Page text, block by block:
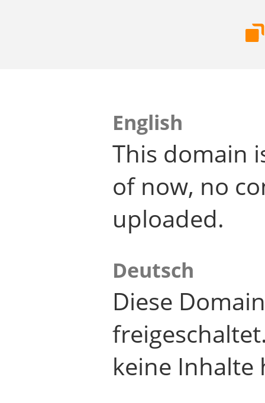
English
This domain
of now, no
uploaded.
Deutsch
Diese
keine Inhalte